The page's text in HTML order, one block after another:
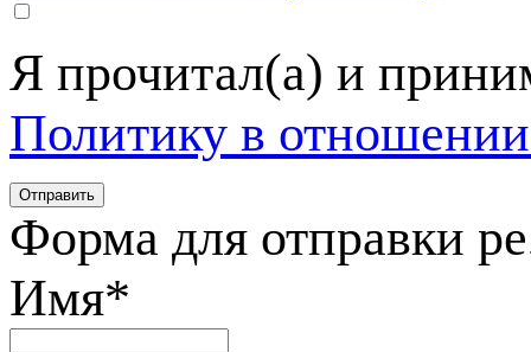
Я прочитал(а) и
Политику в
Форма для отправки
Имя*